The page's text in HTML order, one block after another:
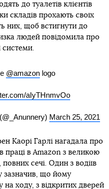
до туалетів клієнтів
складів прохають своїх
них, щоб встигнути до
людей повідомила про
системи.
@amazonlogo
aIyTHnmvOo
March 25, 2021
Каорі Гарлі нагадала про
праці в Amazon з великою
сечі. Один з водіїв
зазначив, що йому
на ходу, з відкритих дверей